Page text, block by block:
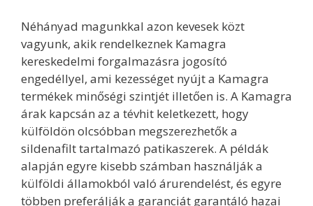
Néhányad magunkkal azon kevesek közt
vagyunk, akik rendelkeznek Kamagra
kereskedelmi forgalmazásra jogosító
engedéllyel, ami kezességet nyújt a Kamagra
termékek minőségi szintjét illetően is. A Kamagra
árak kapcsán az a tévhit keletkezett, hogy
külföldön olcsóbban megszerezhetők a
sildenafilt tartalmazó patikaszerek. A példák
alapján egyre kisebb számban használják a
külföldi államokból való árurendelést, és egyre
többen preferálják a garanciát garantáló hazai